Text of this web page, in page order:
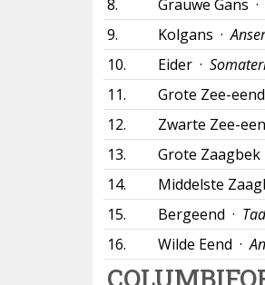
8.
Grauwe Gans ·
9.
Kolgans ·
10.
Eider ·
11.
Grote Zee-
12.
Zwarte Zee-
13.
Grote Zaagbek
14.
Middelste
15.
Bergeend ·
16.
Wilde Eend ·